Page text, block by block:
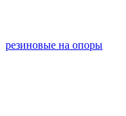
резиновые на опоры